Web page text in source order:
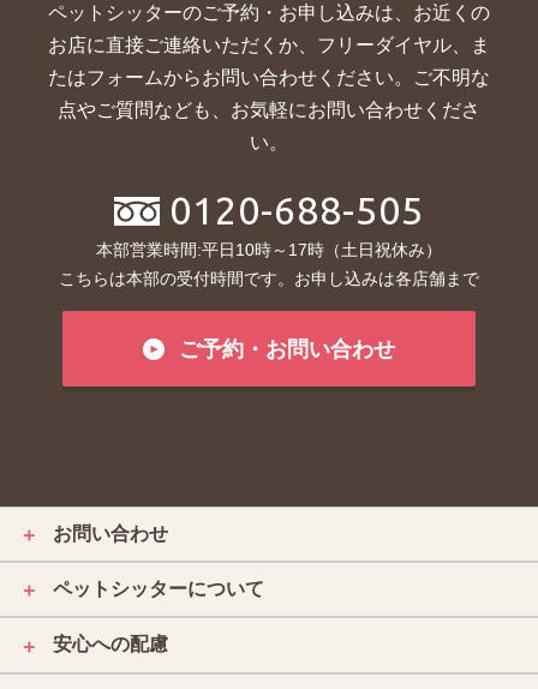
ペットシッターのご予約・お申し込みは、お近くの
お店に直接ご連絡いただくか、 フリーダイヤル、ま
たはフォームからお問い合わせください。ご不明な
点やご質問なども、お気軽にお問い合わせくださ
い。
0120-688-505
本部営業時間:平日10時～17時（土日祝休み）
こちらは本部の受付時間です。お申し込みは各店舗まで
ご予約・お問い合わせ
＋ お問い合わせ
＋ ペットシッターについて
＋ 安心への配慮